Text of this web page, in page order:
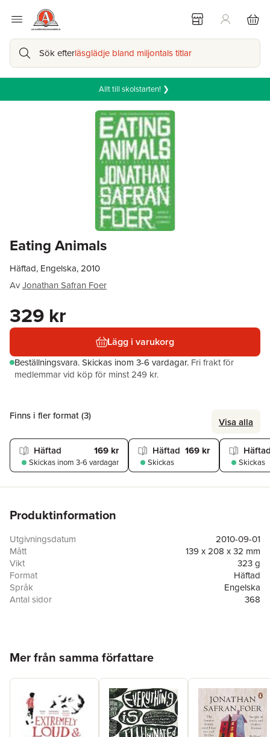
Sök efterläsglädje bland miljontals titlar
Allt till skolstarten! ❯
Eating Animals
Häftad, Engelska, 2010
AvJonathan Safran Foer
329 kr
Lägg i varukorg
Beställningsvara.Skickas inom 3-6 vardagar. Fri frakt för
medlemmar vid köp för minst 249 kr.
Finns i fler format (3) Visa alla
Häftad 169 kr
Skickas inom 3-6 vardagar
Häftad 169 kr
Skickas Skickas
Produktinformation
Utgivningsdatum
2010-09-01
Mått
139 x 208 x 32 mm
Vikt
323 g
Format
Häftad
Språk
Engelska
Antal sidor
368
Mer från samma författare